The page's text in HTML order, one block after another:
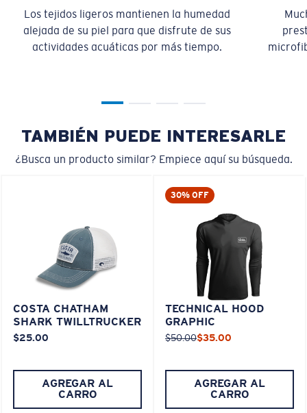
Los tejidos ligeros mantienen la humedad
alejada de su piel para que disfrute de sus
actividades acuáticas por más tiempo.
TAMBIÉN PUEDE INTERESARLE
¿Busca un producto similar? Empiece aquí su búsqueda.
COSTA CHATHAM
SHARK TWILLTRUCKER
$25.00
AGREGAR AL
CARRO
30% OFF
TECHNICAL HOOD
GRAPHIC
$50.00$35.00
AGREGAR AL
CARRO